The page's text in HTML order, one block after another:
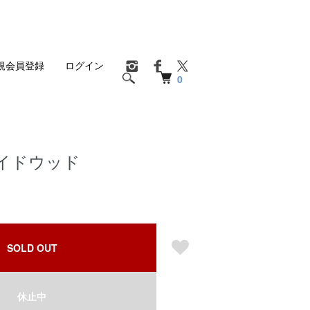
0
会員登録 ログイン
ドウッド
SOLD OUT
休止中